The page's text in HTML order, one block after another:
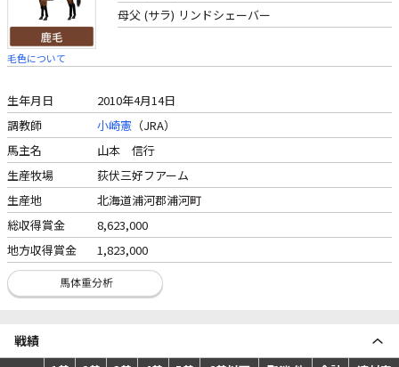
毛色について
母父 (サラ) リンドシェーバー
生年月日
2010年4月14日
調教師
小崎憲 （JRA）
馬主名
山本 信行
生産牧場
荻伏三好フアーム
生産地
北海道浦河郡浦河町
総収得賞金
8,623,000
地方収得賞金
1,823,000
戦績